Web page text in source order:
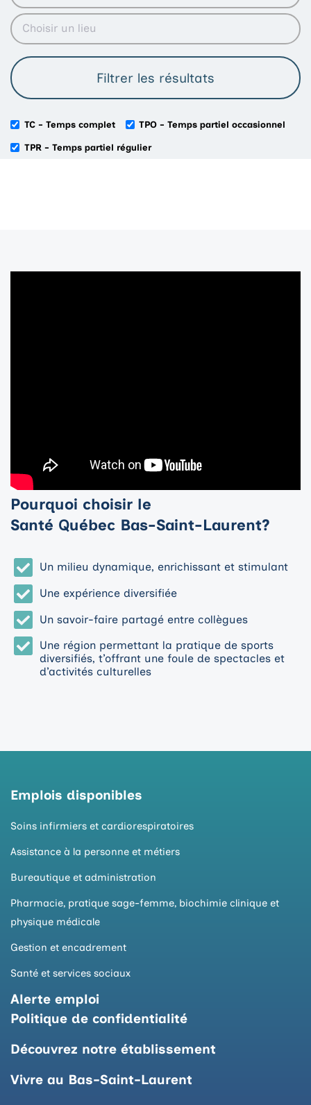
TC - Temps complet TPO - Temps partiel occasionnel
TPR - Temps partiel régulier
Pourquoi choisir le
Santé Québec Bas-Saint-Laurent?
Un milieu dynamique, enrichissant et stimulant
Une expérience diversifiée
Un savoir-faire partagé entre collègues
Une région permettant la pratique de sports
diversifiés, t’offrant une foule de spectacles et
d’activités culturelles
Emplois disponibles
Soins infirmiers et cardiorespiratoires
Assistance à la personne et métiers
Bureautique et administration
Pharmacie, pratique sage-femme, biochimie clinique et
physique médicale
Gestion et encadrement
Santé et services sociaux
Alerte emploi
Politique de confidentialité
Découvrez notre établissement
Vivre au Bas-Saint-Laurent